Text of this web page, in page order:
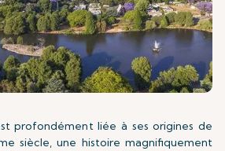
profondément liée à ses origines de
siècle, une histoire magnifiquement